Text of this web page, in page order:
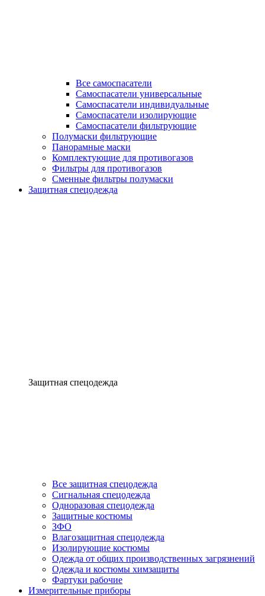
Все самоспасатели
Самоспасатели универсальные
Самоспасатели индивидуальные
Самоспасатели изолирующие
Самоспасатели фильтрующие
Полумаски фильтрующие
Панорамные маски
Комплектующие для противогазов
Фильтры для противогазов
Сменные фильтры полумаски
Защитная спецодежда
Защитная спецодежда
Все защитная спецодежда
Сигнальная спецодежда
Одноразовая спецодежда
Защитные костюмы
ЗФО
Влагозащитная спецодежда
Изолирующие костюмы
Одежда от общих производственных загрязнений
Одежда и костюмы химзащиты
Фартуки рабочие
Измерительные приборы